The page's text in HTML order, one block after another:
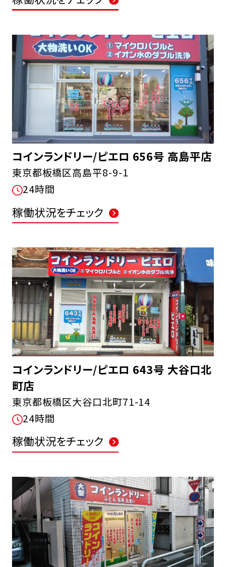
コインランドリー/ピエロ 656号 高島平店
東京都板橋区高島平8-9-1
24時間
稼働状況をチェック
コインランドリー/ピエロ 643号 大谷口北
町店
東京都板橋区大谷口北町71-14
24時間
稼働状況をチェック